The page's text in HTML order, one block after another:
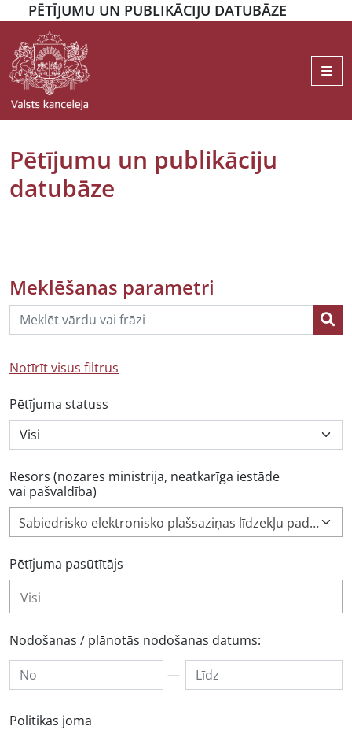
PĒTĪJUMU UN PUBLIKĀCIJU DATUBĀZE
Pētījumu un publikāciju
datubāze
Meklēšanas parametri
Notīrīt visus filtrus
Pētījuma statuss
Resors (nozares ministrija, neatkarīga iestāde
vai pašvaldība)
Sabiedrisko elektronisko plašsaziņas līdzekļu padome (10)
Pētījuma pasūtītājs
Nodošanas / plānotās nodošanas datums:
—
Politikas joma